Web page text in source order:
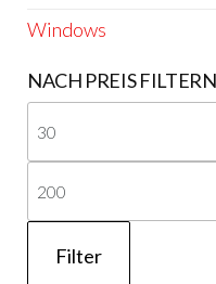
Windows
NACH PREIS FILTERN
Filter